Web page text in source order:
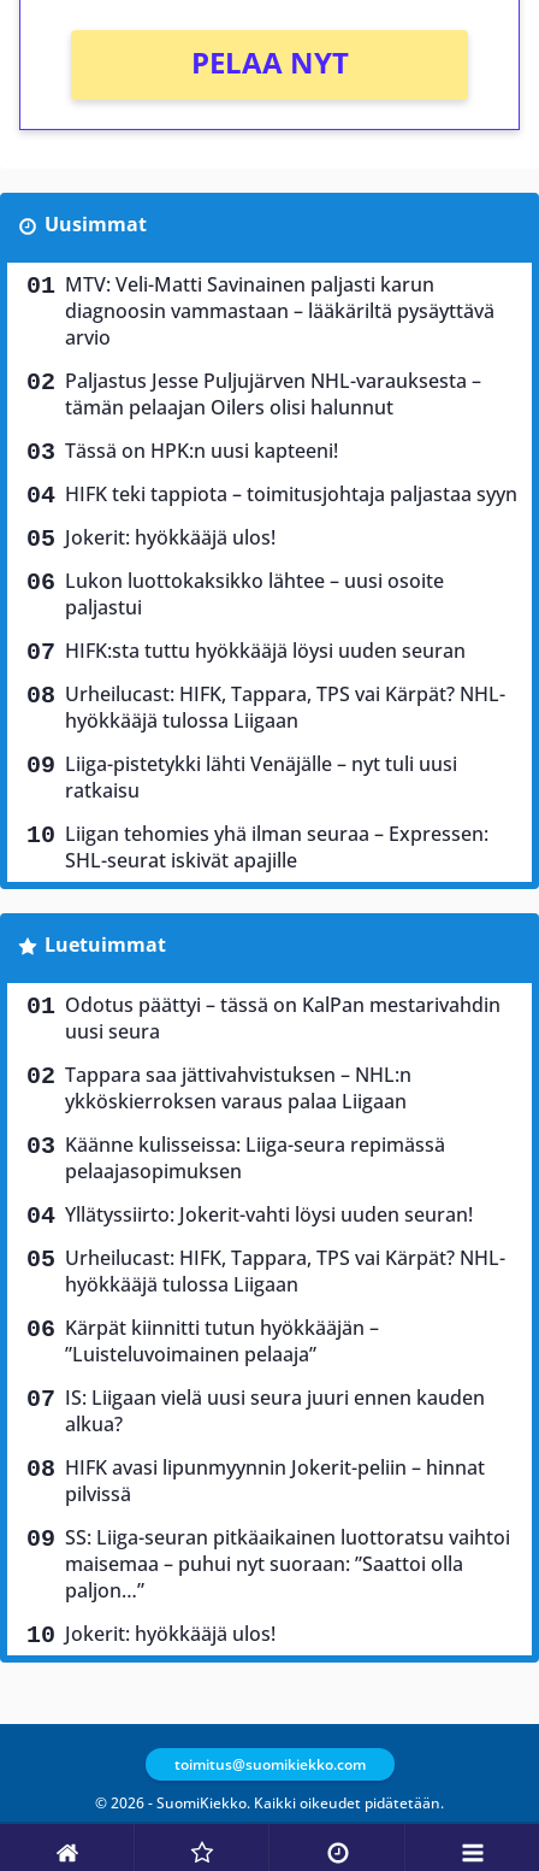
PELAA NYT
Uusimmat
MTV: Veli-Matti Savinainen paljasti karun
diagnoosin vammastaan – lääkäriltä pysäyttävä
arvio
Paljastus Jesse Puljujärven NHL-varauksesta –
tämän pelaajan Oilers olisi halunnut
Tässä on HPK:n uusi kapteeni!
HIFK teki tappiota – toimitusjohtaja paljastaa syyn
Jokerit: hyökkääjä ulos!
Lukon luottokaksikko lähtee – uusi osoite
paljastui
HIFK:sta tuttu hyökkääjä löysi uuden seuran
Urheilucast: HIFK, Tappara, TPS vai Kärpät? NHL-
hyökkääjä tulossa Liigaan
Liiga-pistetykki lähti Venäjälle – nyt tuli uusi
ratkaisu
Liigan tehomies yhä ilman seuraa – Expressen:
SHL-seurat iskivät apajille
Luetuimmat
Odotus päättyi – tässä on KalPan mestarivahdin
uusi seura
Tappara saa jättivahvistuksen – NHL:n
ykköskierroksen varaus palaa Liigaan
Käänne kulisseissa: Liiga-seura repimässä
pelaajasopimuksen
Yllätyssiirto: Jokerit-vahti löysi uuden seuran!
Urheilucast: HIFK, Tappara, TPS vai Kärpät? NHL-
hyökkääjä tulossa Liigaan
Kärpät kiinnitti tutun hyökkääjän –
”Luisteluvoimainen pelaaja”
IS: Liigaan vielä uusi seura juuri ennen kauden
alkua?
HIFK avasi lipunmyynnin Jokerit-peliin – hinnat
pilvissä
SS: Liiga-seuran pitkäaikainen luottoratsu vaihtoi
maisemaa – puhui nyt suoraan: ”Saattoi olla
paljon…”
Jokerit: hyökkääjä ulos!
© 2026 - SuomiKiekko. Kaikki oikeudet pidätetään.
toimitus@suomikiekko.com